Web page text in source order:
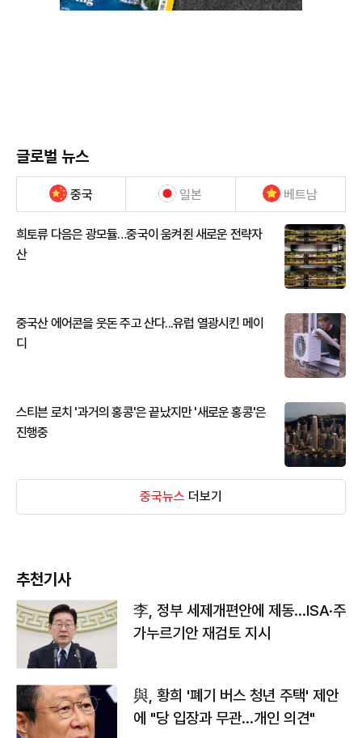
글로벌 뉴스
중국 일본 베트남
희토류 다음은 광모듈…중국이 움켜쥔 새로운 전략자
산
중국산 에어콘을 웃돈 주고 산다...유럽 열광시킨 메이
디
스티븐 로치 '과거의 홍콩'은 끝났지만 '새로운 홍콩'은
진행중
중국뉴스 더보기
추천기사
李, 정부 세제개편안에 제동…ISA·주
가누르기안 재검토 지시
與, 황희 '폐기 버스 청년 주택' 제안
에 "당 입장과 무관…개인 의견"